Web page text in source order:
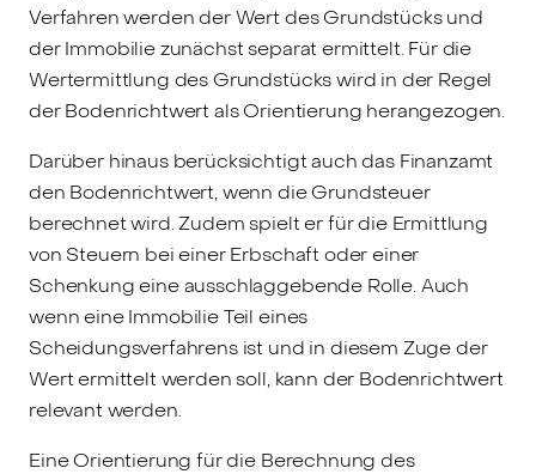
Verfahren werden der Wert des Grundstücks und
der Immobilie zunächst separat ermittelt. Für die
Wertermittlung des Grundstücks wird in der Regel
der Bodenrichtwert als Orientierung herangezogen.
Darüber hinaus berücksichtigt auch das Finanzamt
den Bodenrichtwert, wenn die Grundsteuer
berechnet wird. Zudem spielt er für die Ermittlung
von Steuern bei einer Erbschaft oder einer
Schenkung eine ausschlaggebende Rolle. Auch
wenn eine Immobilie Teil eines
Scheidungsverfahrens ist und in diesem Zuge der
Wert ermittelt werden soll, kann der Bodenrichtwert
relevant werden.
Eine Orientierung für die Berechnung des